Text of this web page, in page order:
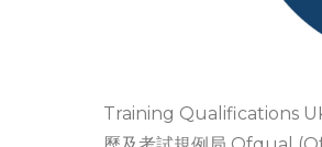
Training Qualifications